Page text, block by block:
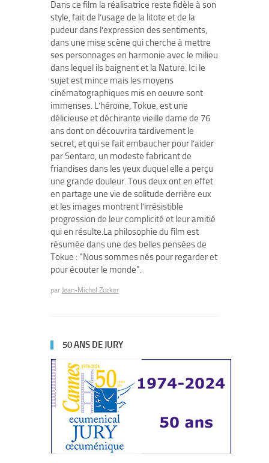
Dans ce film la réalisatrice reste fidèle à son
style, fait de l’usage de la litote et de la
pudeur dans l’expression des sentiments,
dans une mise scène qui cherche à mettre
ses personnages en harmonie avec le milieu
dans lequel ils baignent et la Nature. Ici le
sujet est mince mais les moyens
cinématographiques mis en oeuvre sont
immenses. L’héroïne, Tokue, est une
délicieuse et déchirante vieille dame de 76
ans dont on découvrira tardivement le
secret, et qui se fait embaucher pour l’aider
par Sentaro, un modeste fabricant de
friandises dans les yeux duquel elle a perçu
une grande douleur. Tous deux ont en effet
en partage une vie de solitude derrière eux
et les images montrent l’irrésistible
progression de leur complicité et leur amitié
qui en résulte.La philosophie du film est
résumée dans une des belles pensées de
Tokue : "Nous sommes nés pour regarder et
pour écouter le monde".
par Jean-Michel Zucker
50 ANS DE JURY